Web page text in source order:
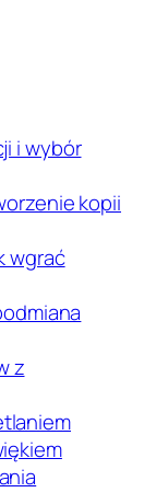
i wybór
kopii
wgrać
z